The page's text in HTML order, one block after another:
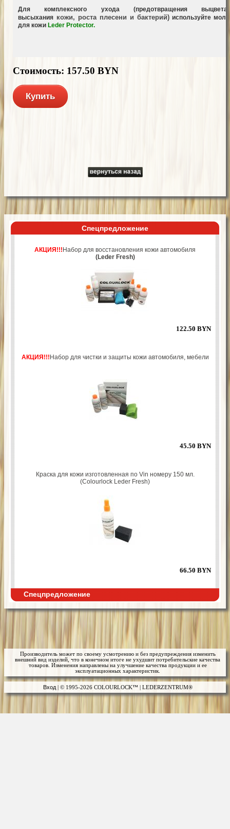
Для комплексного ухода (предотвращения
высыхания кожи, роста плесени и бактерий) используйте
для кожи Leder Protector.
Стоимость: 157.50 BYN
Купить
Спецпредложение
АКЦИЯ!!!Набор для восстановления кожи автомобиля
(Leder Fresh)
122.50 BYN
АКЦИЯ!!!Набор для чистки и защиты кожи автомобиля, мебели
45.50 BYN
Краска для кожи изготовленная по Vin номеру 150 мл.
(Colourlock Leder Fresh)
66.50 BYN
Спецпредложение
Производитель может по своему усмотрению и без предупреждения изменить
внешний вид изделий, что в конечном итоге не ухудшит потребительские качества
товаров. Изменения направлены на улучшение качества продукции и ее
эксплуатационных характеристик.
Вход| © 1995-2026 COLOURLOCK™ | LEDERZENTRUM®